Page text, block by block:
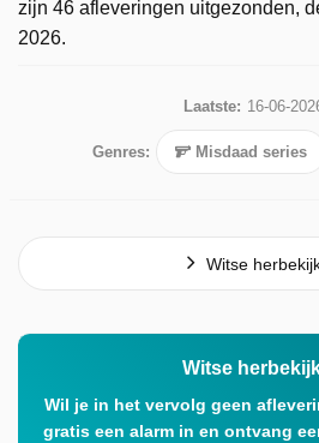
zijn 46 afleveringen uitgezonden,
2026.
Laatste: 16-06-
Genres: Misdaad series
Witse
Witse
Wil je in het vervolg geen
gratis een alarm in en ontvang